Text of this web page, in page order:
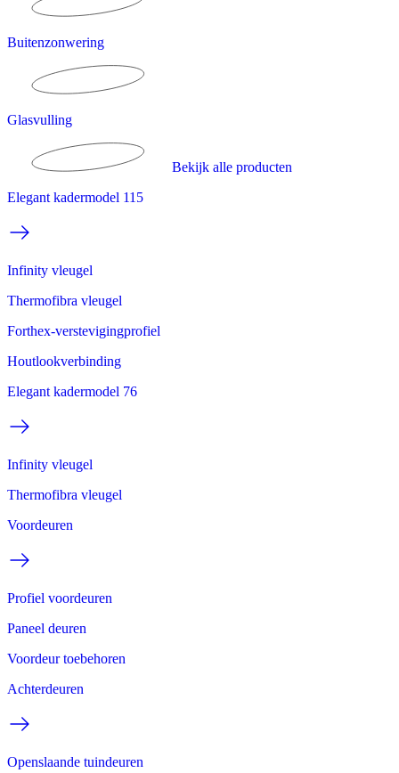
Buitenzonwering
Glasvulling
Bekijk alle producten
Elegant kadermodel 115
Infinity vleugel
Thermofibra vleugel
Forthex-verstevigingprofiel
Houtlookverbinding
Elegant kadermodel 76
Infinity vleugel
Thermofibra vleugel
Voordeuren
Profiel voordeuren
Paneel deuren
Voordeur toebehoren
Achterdeuren
Openslaande tuindeuren